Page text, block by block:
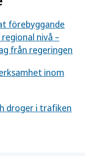
förebyggande
nivå –
från regeringen
inom
droger i trafiken